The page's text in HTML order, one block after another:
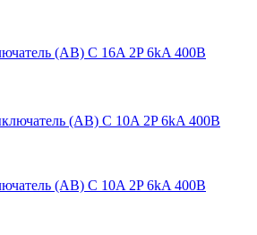
(АВ) C 16A 2P 6kA 400В
(АВ) C 10A 2P 6kA 400В